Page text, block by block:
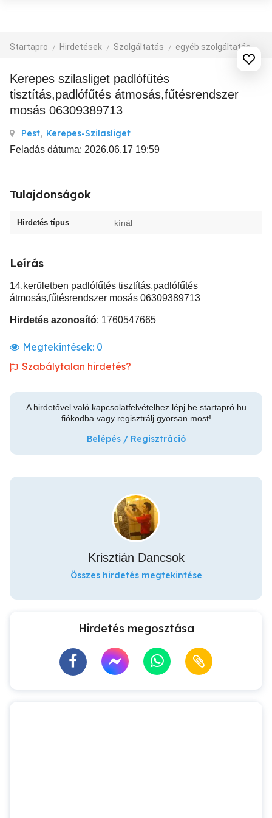
Startapro Hirdetések Szolgáltatás egyéb szolgáltatás
Kerepes szilasliget padlófűtés
tisztítás,padlófűtés átmosás,fűtésrendszer
mosás 06309389713
Pest, Kerepes-Szilasliget
Feladás dátuma: 2026.06.17 19:59
Tulajdonságok
Hirdetés típus kínál
Leírás
14.kerületben padlófűtés tisztítás,padlófűtés
átmosás,fűtésrendszer mosás 06309389713
Hirdetés azonosító: 1760547665
Megtekintések: 0
Szabálytalan hirdetés?
A hirdetővel való kapcsolatfelvételhez lépj be startapró.hu
fiókodba vagy regisztrálj gyorsan most!
Belépés / Regisztráció
Krisztián Dancsok
Összes hirdetés megtekintése
Hirdetés megosztása